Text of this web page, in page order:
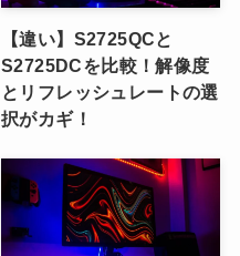
【違い】S2725QCと
S2725DCを比較！解像度
とリフレッシュレートの選
択がカギ！